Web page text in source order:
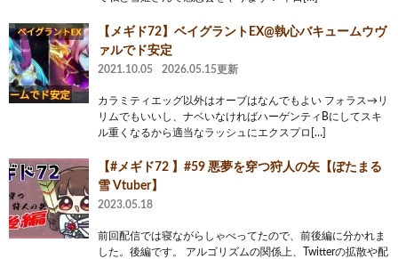
【メギド72】ベイグラントEX@執心バキュームウヴ
ァルでド安定
2021.10.05 2026.05.15更新
カラミティエッグ以外はオーブはなんでもよい フォラス→リ
リムでもいいし、ナベいなければハーゲンティBにしてスキ
ル重くなるから適当なラッシュにエクスプロ[…]
【#メギド72 】#59 悪夢を穿つ狩人の矢【ぼたまる
雪 Vtuber】
2023.05.18
前回配信では寝ながらしゃべってたので、前後編に分かれま
した。後編です。 アルゴリズムの関係上、Twitterの拡散や配